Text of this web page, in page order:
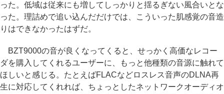
った。低域は従来にも増してしっかりと揺るぎない風合いとな
った。理詰めで追い込んだだけでは、こういった肌感覚の音造
りはできなかったはずだ。
BZT9000の音が良くなってくると、せっかく高価なレコー
ダを購入してくれるユーザーに、もっと他種類の音源に触れて
ほしいと感じる。たとえばFLACなどロスレス音声のDLNA再
生に対応してくれれば、ちょっとしたネットワークオーディオ